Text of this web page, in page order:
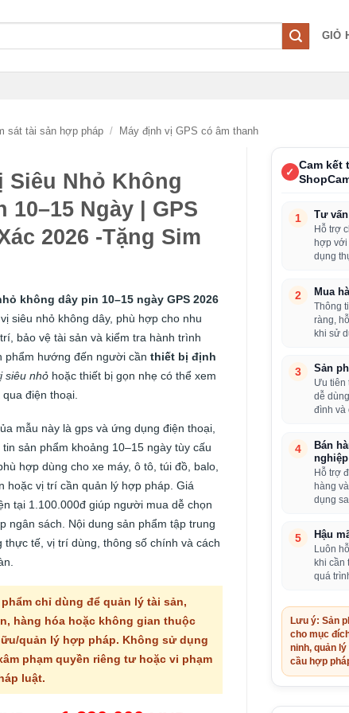
GIỎ
sát tài sản hợp pháp / Máy định vị GPS có âm thanh
✓
Cam kết
1
Tư
Hỗ trợ
hợp
dụng
2
Mua
Thông
ràng,
khi sử
3
Sản
Ưu tiên
dễ
đình và
4
Bán
nghiệp
Hỗ trợ
hàng
dụng
5
Hậu
Luôn
khi cần
quá
Lưu ý: Sản
cho mục
ninh, quản
cầu hợp
Siêu Nhỏ Không
10–15 Ngày | GPS
2026 -Tặng Sim
không dây pin 10–15 ngày GPS 2026
siêu nhỏ không dây, phù hợp cho nhu
bảo vệ tài sản và kiểm tra hành trình
phẩm hướng đến người cần thiết bị định
siêu nhỏhoặc thiết bị gọn nhẹ có thể xem
điện thoại.
mẫu này là gps và ứng dụng điện thoại,
sản phẩm khoảng 10–15 ngày tùy cấu
hợp dùng cho xe máy, ô tô, túi đồ, balo,
hoặc vị trí cần quản lý hợp pháp. Giá
tại 1.100.000đ giúp người mua dễ chọn
ngân sách. Nội dung sản phẩm tập trung
thực tế, vị trí dùng, thông số chính và cách
chỉ dùng để quản lý tài sản,
hàng hóa hoặc không gian thuộc
quản lý hợp pháp. Không sử dụng
phạm quyền riêng tư hoặc vi phạm
luật.